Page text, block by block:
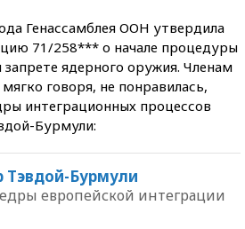
Генассамблея ООН утвердила
71/258*** о начале процедуры
ядерного оружия. Членам
говоря, не понравилась,
интеграционных процессов
Бурмули:
Тэвдой-Бурмули
европейской интеграции